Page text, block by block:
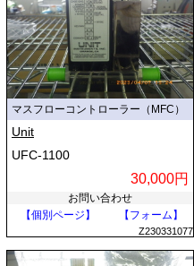
マスフローコントローラー（MFC）
Unit
UFC-1100
30,000円
お問い合わせ
【個別ページ】
【フォーム】
Z230331077